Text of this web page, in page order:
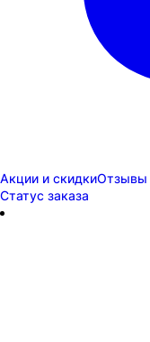
Акции и скидкиОтзывы
Статус заказа